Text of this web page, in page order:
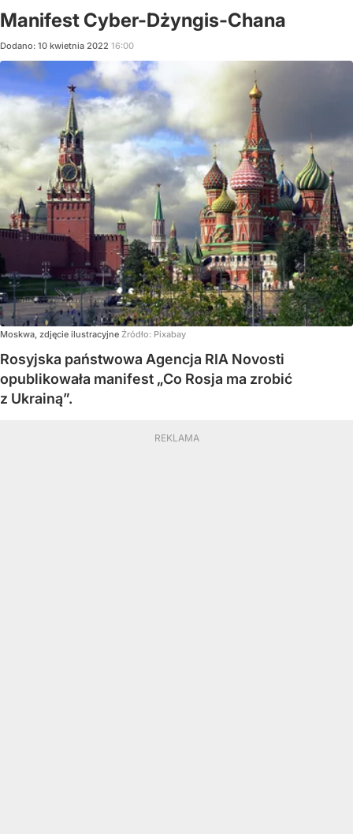
Manifest Cyber-Dżyngis-Chana
Dodano: 10 kwietnia 2022 16:00
Moskwa, zdjęcie ilustracyjne Źródło: Pixabay
Rosyjska państwowa Agencja RIA Novosti
opublikowała manifest „Co Rosja ma zrobić
z Ukrainą”.